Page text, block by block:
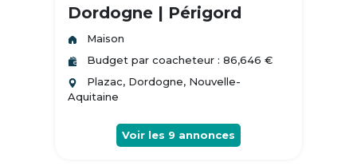
Dordogne | Périgord
Maison
Budget par coacheteur : 86,646 €
Plazac, Dordogne, Nouvelle-
Aquitaine
Voir les 9 annonces